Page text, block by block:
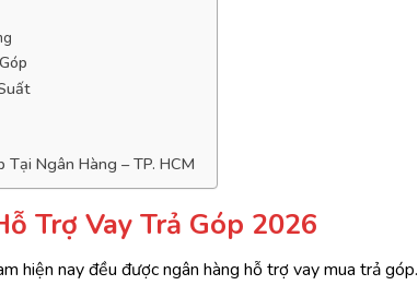
Ngân Hàng – TP. HCM
Trợ Vay Trả Góp 2026
hiện nay đều được ngân hàng hỗ trợ vay mua trả góp.